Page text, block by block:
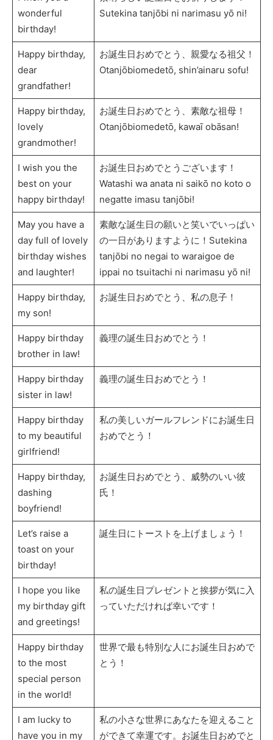
wonderful
birthday!
Sutekina tanjōbi ni narimasu yō ni!
Happy birthday,
dear
grandfather!
お誕生日おめでとう、親愛なる祖父！
Otanjōbiomedetō, shin’ainaru sofu!
Happy birthday,
lovely
grandmother!
お誕生日おめでとう、素敵な祖母！
Otanjōbiomedetō, kawaī obāsan!
I wish you the
best on your
happy birthday!
お誕生日おめでとうございます！
Watashi wa anata ni saikō no koto o
negatte imasu tanjōbi!
May you have a
day full of lovely
birthday wishes
and laughter!
素敵な誕生日の願いと笑いでいっぱい
の一日がありますように！Sutekina
tanjōbi no negai to waraigoe de
ippai no tsuitachi ni narimasu yō ni!
Happy birthday,
my son!
お誕生日おめでとう、私の息子！
Happy birthday
brother in law!
義理の誕生日おめでとう！
Happy birthday
sister in law!
義理の誕生日おめでとう！
Happy birthday
to my beautiful
girlfriend!
私の美しいガールフレンドにお誕生日
おめでとう！
Happy birthday,
dashing
boyfriend!
お誕生日おめでとう、威勢のいい彼
氏！
Let’s raise a
toast on your
birthday!
誕生日にトーストを上げましょう！
I hope you like
my birthday gift
and greetings!
私の誕生日プレゼントと挨拶が気に入
っていただければ幸いです！
Happy birthday
to the most
special person
in the world!
世界で最も特別な人にお誕生日おめで
とう！
I am lucky to
have you in my
私の小さな世界にあなたを迎えること
ができて幸運です。お誕生日おめでと